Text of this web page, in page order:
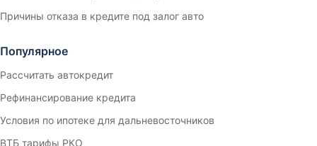
Причины отказа в кредите под залог авто
Популярное
Рассчитать автокредит
Рефинансирование кредита
Условия по ипотеке для дальневосточников
ВТБ тарифы РКО